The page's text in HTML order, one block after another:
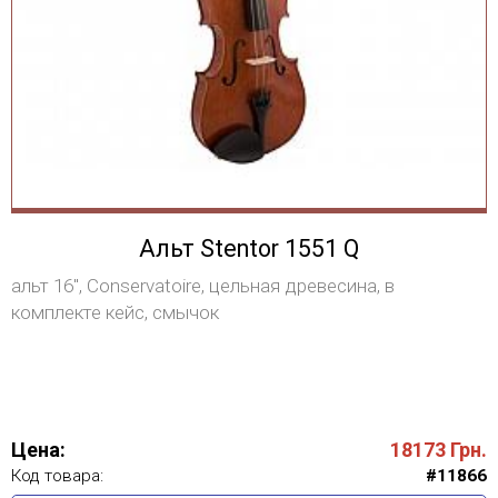
Альт Stentor 1551 Q
альт 16", Conservatoire, цельная древесина, в
комплекте кейс, смычок
Цена: 18173 Грн.
Код товара: #11866